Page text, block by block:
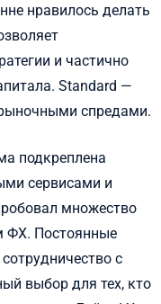
нравилось делать
и частично
Standard —
спредами.
подкреплена
сервисами и
множество
ФХ. Постоянные
с
выбор для тех, кто